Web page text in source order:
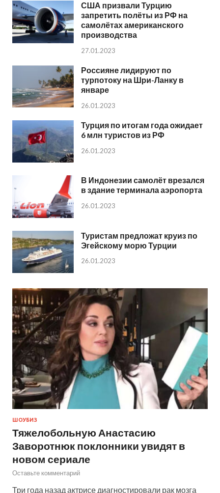
США призвали Турцию
запретить полёты из РФ на
самолётах американского
производства
27.01.2023
Россияне лидируют по
турпотоку на Шри-Ланку в
январе
26.01.2023
Турция по итогам года ожидает
6 млн туристов из РФ
26.01.2023
В Индонезии самолёт врезался
в здание терминала аэропорта
26.01.2023
Туристам предложат круиз по
Эгейскому морю Турции
26.01.2023
ШОУБИЗ
Тяжелобольную Анастасию
Заворотнюк поклонники увидят в
новом сериале
Оставьте комментарий
Три года назад актрисе диагностировали рак мозга